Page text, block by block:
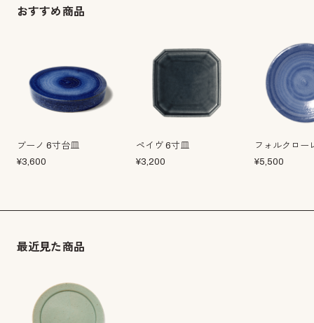
おすすめ商品
ブーノ 6寸台皿
¥3,600
ペイヴ 6寸皿
¥3,200
フォルクロー
¥5,500
最近見た商品